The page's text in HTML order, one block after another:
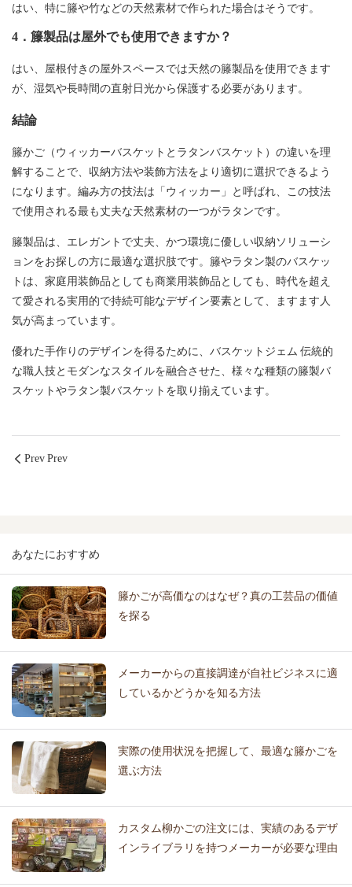
はい、特に籐や竹などの天然素材で作られた場合はそうです。
4．籐製品は屋外でも使用できますか？
はい、屋根付きの屋外スペースでは天然の籐製品を使用できます
が、湿気や長時間の直射日光から保護する必要があります。
結論
籐かご（ウィッカーバスケットとラタンバスケット）の違いを理
解することで、収納方法や装飾方法をより適切に選択できるよう
になります。編み方の技法は「ウィッカー」と呼ばれ、この技法
で使用される最も丈夫な天然素材の一つがラタンです。
籐製品は、エレガントで丈夫、かつ環境に優しい収納ソリューシ
ョンをお探しの方に最適な選択肢です。籐やラタン製のバスケッ
トは、家庭用装飾品としても商業用装飾品としても、時代を超え
て愛される実用的で持続可能なデザイン要素として、ますます人
気が高まっています。
優れた手作りのデザインを得るために、 バスケットジェム 伝統的
な職人技とモダンなスタイルを融合させた、様々な種類の籐製バ
スケットやラタン製バスケットを取り揃えています。
Prev Prev
あなたにおすすめ
籐かごが高価なのはなぜ？真の工芸品の価値
を探る
メーカーからの直接調達が自社ビジネスに適
しているかどうかを知る方法
実際の使用状況を把握して、最適な籐かごを
選ぶ方法
カスタム柳かごの注文には、実績のあるデザ
インライブラリを持つメーカーが必要な理由